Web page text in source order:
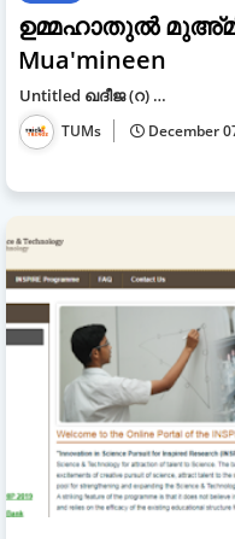
ഉമ്മഹാതുൽ
Mua'mineen
Untitled ഖദീജ (റ) …
TUMs December